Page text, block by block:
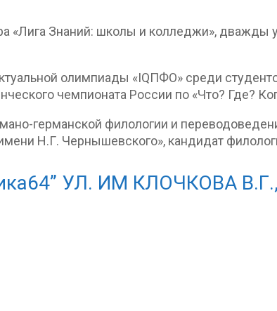
«Лига Знаний: школы и колледжи», дважды
олимпиады «IQПФО» среди
чемпионата России по «Что? Где?
германской филологии и
Н.Г. Чернышевского», кандидат
УЛ. ИМ КЛОЧКОВА